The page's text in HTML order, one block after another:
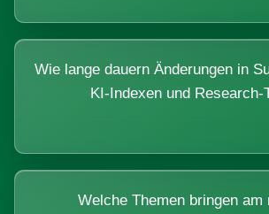
Wie lange dauern Änderungen in
KI-Indexen und Research-
Welche Themen bringen am